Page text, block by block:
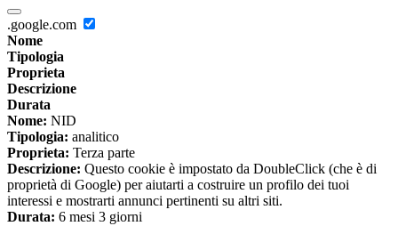
.google.com
Nome
Tipologia
Proprieta
Descrizione
Durata
Nome: NID
Tipologia: analitico
Proprieta: Terza parte
Descrizione: Questo cookie è impostato da DoubleClick (che è di
proprietà di Google) per aiutarti a costruire un profilo dei tuoi
interessi e mostrarti annunci pertinenti su altri siti.
Durata: 6 mesi 3 giorni